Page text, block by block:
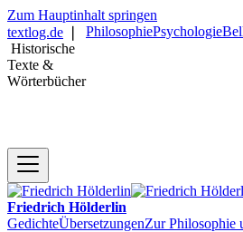
Zum Hauptinhalt springen
textlog.de
Historische
Texte &
Wörterbücher
PhilosophiePsychologie
Friedrich Hölderlin
GedichteÜbersetzungenZur Philosophie